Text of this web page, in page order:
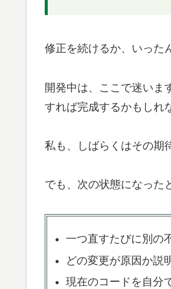
修正を続けるか、いった
開発中は、ここで迷いま
すれば完成するかもしれ
私も、しばらくはその期
でも、次の状態になった
一つ直すたびに別の
どの変更が原因か説
現在のコードを自分